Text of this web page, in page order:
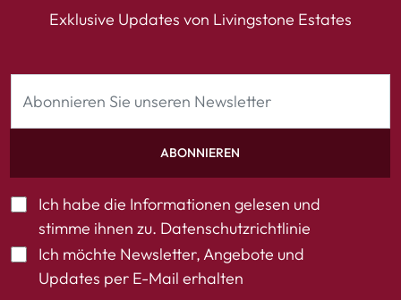
Exklusive Updates von Livingstone Estates
ABONNIEREN
Ich habe die Informationen gelesen und
stimme ihnen zu. Datenschutzrichtlinie
Ich möchte Newsletter, Angebote und
Updates per E-Mail erhalten